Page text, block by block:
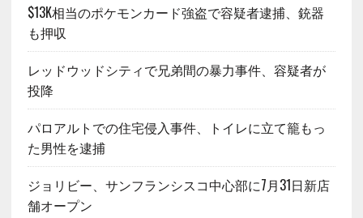
$13K相当のポケモンカード強盗で容疑者逮捕、銃器
も押収
レッドウッドシティで兄弟間の暴力事件、容疑者が
投降
パロアルトでの住宅侵入事件、トイレに立て籠もっ
た男性を逮捕
ジョリビー、サンフランシスコ中心部に7月31日新店
舗オープン